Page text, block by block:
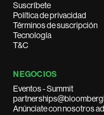
Suscríbete
Política de privacidad
Términos de suscripción
Tecnología
T&C
NEGOCIOS
Eventos - Summit
Anúnciate con nosotros